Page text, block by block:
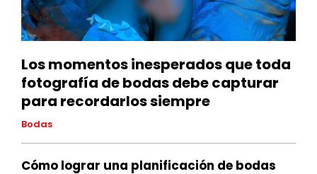
Los momentos inesperados que toda
fotografía de bodas debe capturar
para recordarlos siempre
Bodas
Cómo lograr una planificación de bodas